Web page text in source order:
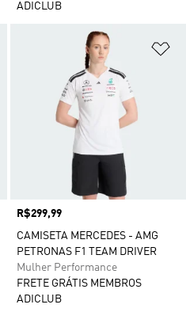
ADICLUB
Adicionar à Lista de Desejos
Preço
R$299,99
CAMISETA MERCEDES - AMG
PETRONAS F1 TEAM DRIVER
Mulher Performance
FRETE GRÁTIS MEMBROS
ADICLUB